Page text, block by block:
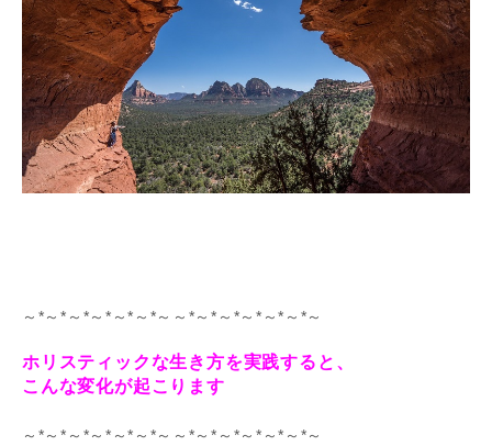
～*～*～*～*～*～*～～*～*～*～*～*～*～
ホリスティックな生き方を実践すると、
こんな変化が起こります
～*～*～*～*～*～*～～*～*～*～*～*～*～